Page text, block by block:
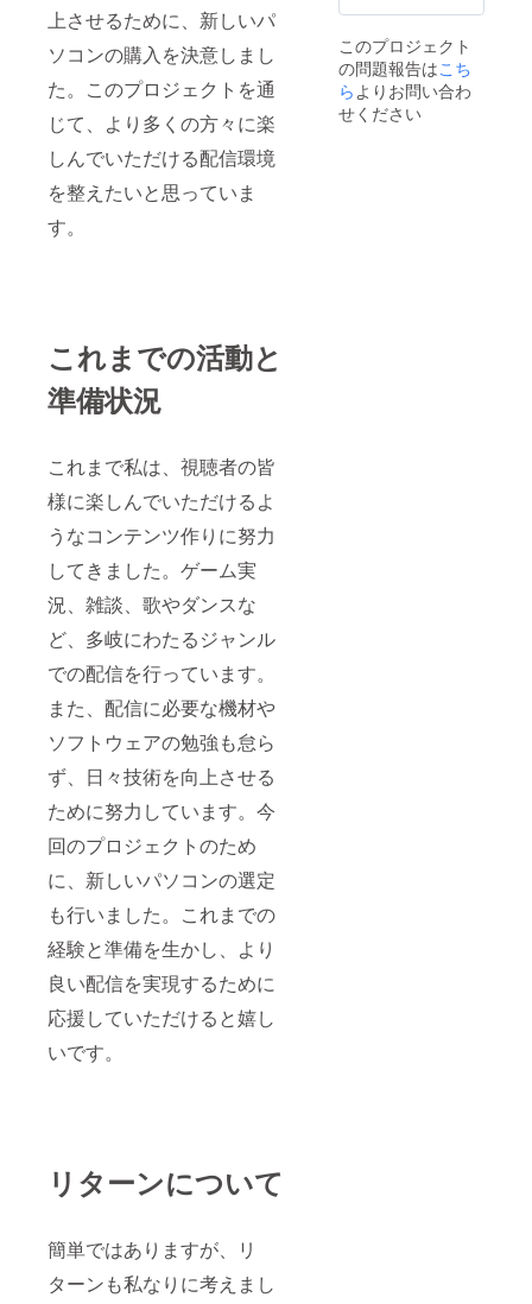
上させるために、新しいパ
ソコンの購入を決意しまし
た。このプロジェクトを通
じて、より多くの方々に楽
しんでいただける配信環境
を整えたいと思っていま
す。
これまでの活動と
準備状況
これまで私は、視聴者の皆
様に楽しんでいただけるよ
うなコンテンツ作りに努力
してきました。ゲーム実
況、雑談、歌やダンスな
ど、多岐にわたるジャンル
での配信を行っています。
また、配信に必要な機材や
ソフトウェアの勉強も怠ら
ず、日々技術を向上させる
ために努力しています。今
回のプロジェクトのため
に、新しいパソコンの選定
も行いました。これまでの
経験と準備を生かし、より
良い配信を実現するために
応援していただけると嬉し
いです。
リターンについて
簡単ではありますが、リ
ターンも私なりに考えまし
このプロジェクト
の問題報告はこち
らよりお問い合わ
せください